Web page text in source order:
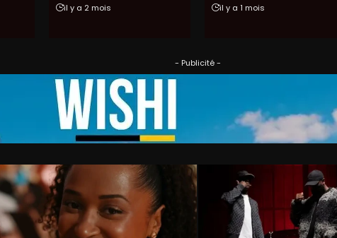
il y a 2 mois il y a 1 mois
- Publicité -